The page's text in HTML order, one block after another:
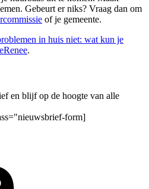
Gebeurt er niks? Vraag dan om
of je gemeente.
in huis niet: wat kun je
.
en blijf op de hoogte van alle
form]